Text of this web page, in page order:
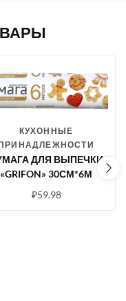
КУХОННЫЕ
ДЛЯ ВЫПЕЧКИ
«GRIFON» 30СМ*6М
₽59.98